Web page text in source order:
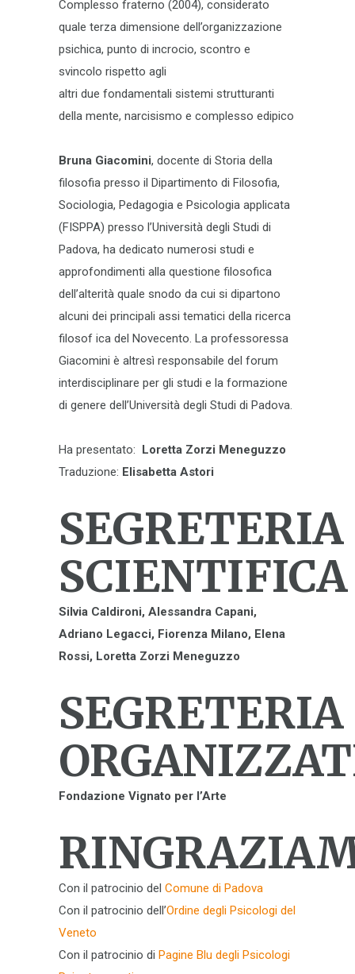
Complesso fraterno (2004), considerato
quale terza dimensione dell’organizzazione
psichica, punto di incrocio, scontro e
svincolo rispetto agli
altri due fondamentali sistemi strutturanti
della mente, narcisismo e complesso edipico
Bruna Giacomini, docente di Storia della
filosofia presso il Dipartimento di Filosofia,
Sociologia, Pedagogia e Psicologia applicata
(FISPPA) presso l’Università degli Studi di
Padova, ha dedicato numerosi studi e
approfondimenti alla questione filosofica
dell’alterità quale snodo da cui si dipartono
alcuni dei principali assi tematici della ricerca
filosof ica del Novecento. La professoressa
Giacomini è altresì responsabile del forum
interdisciplinare per gli studi e la formazione
di genere dell’Università degli Studi di Padova.
Ha presentato: Loretta Zorzi Meneguzzo
Traduzione: Elisabetta Astori
SEGRETERIA
SCIENTIFICA
Silvia Caldironi, Alessandra Capani,
Adriano Legacci, Fiorenza Milano, Elena
Rossi, Loretta Zorzi Meneguzzo
SEGRETERIA
Fondazione Vignato per l’Arte
Con il patrocinio del Comune di Padova
Con il patrocinio dell’Ordine degli Psicologi del
Veneto
Con il patrocinio di Pagine Blu degli Psicologi